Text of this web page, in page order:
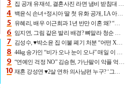
집 공개 유재석, 결혼사진 라면 냄비 받침대 되고 분노‥가족사진도 피해(놀뭐)[어제TV]
백윤식 손녀+정시아 딸 첫 유화 공개, LA 아트쇼→서울국제조각페스타 작가다운 수준급 실력
유혜리, 배우 이근희과 1년 반만 이혼 왜? “식칼 꽂고 의자 던져” 충격 폭로(특종)[어제TV]
임지연, 그림 같은 발리 배경? 뼈말라 청순 비키니 핏에 상대 안 되네
김성수, ♥박소윤 집 이불 폐기 처분 “어떤 X이랑 썼을지 몰라” 질투(신랑수업2)[어제TV]
44kg 송가인 “비가 오나 눈이 오나” 매일 이 운동, 허벅지 근육량 상승+체지방 감소
“연예인 걱정 NO” 김승현, 가난팔이 악플 억울할만‥아내+딸과 日 여행
재혼 강성연 ♥2살 연하 의사남편 누구? ‘그알’ 자문의에 훈남 비주얼 초엘리트 스펙 [종합]